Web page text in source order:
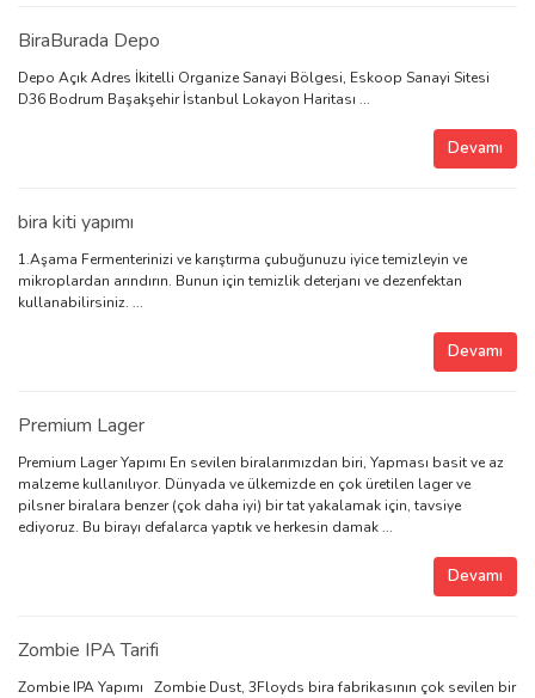
BiraBurada Depo
Depo Açık Adres İkitelli Organize Sanayi Bölgesi, Eskoop Sanayi Sitesi
D36 Bodrum Başakşehir İstanbul Lokayon Haritası ...
Devamı
bira kiti yapımı
1.Aşama Fermenterinizi ve karıştırma çubuğunuzu iyice temizleyin ve
mikroplardan arındırın. Bunun için temizlik deterjanı ve dezenfektan
kullanabilirsiniz. ...
Devamı
Premium Lager
Premium Lager Yapımı En sevilen biralarımızdan biri, Yapması basit ve az
malzeme kullanılıyor. Dünyada ve ülkemizde en çok üretilen lager ve
pilsner biralara benzer (çok daha iyi) bir tat yakalamak için, tavsiye
ediyoruz. Bu birayı defalarca yaptık ve herkesin damak ...
Devamı
Zombie IPA Tarifi
Zombie IPA Yapımı Zombie Dust, 3Floyds bira fabrikasının çok sevilen bir